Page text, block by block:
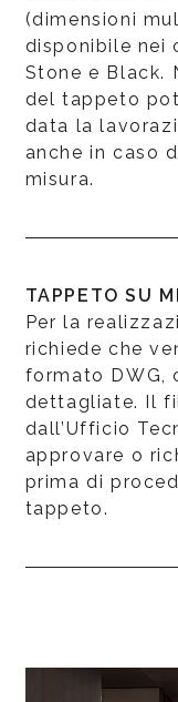
(dimensioni
disponibile nei
Stone e Black.
del tappeto
data la
anche in caso
misura.
TAPPETO SU
Per la
richiede che
formato DWG,
dettagliate. Il
dall’Ufficio
approvare o
prima di
tappeto.